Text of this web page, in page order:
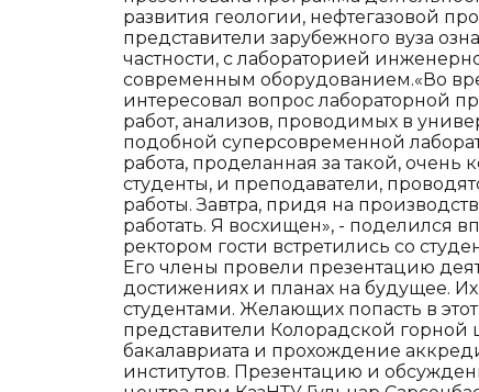
развития геологии, нефтегазовой
представители зарубежного вуза
частности, с лабораторией
современным оборудованием.«Во
интересовал вопрос лабораторной
работ, анализов, проводимых в
подобной суперсовременной
работа, проделанная за такой,
студенты, и преподаватели,
работы. Завтра, придя на
работать. Я восхищен», - поделился
ректором гости встретились со
Его члены провели презентацию
достижениях и планах на будущее.
студентами. Желающих попасть в
представители Колорадской
бакалавриата и прохождение
институтов. Презентацию и